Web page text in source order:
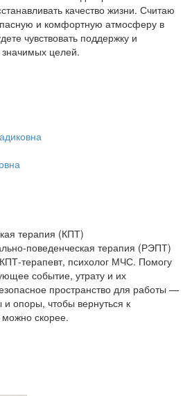
качество жизни. Считаю
и комфортную атмосферу в
чувствовать поддержку и
целей.
терапия (КПТ)
поведенческая терапия (РЭПТ)
терапевт, психолог МЧС. Помогу
событие, утрату и их
пространство для работы —
опоры, чтобы вернуться к
скорее.